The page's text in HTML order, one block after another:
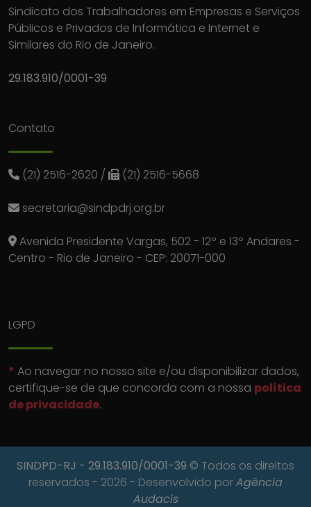
Sindicato dos Trabalhadores em Empresas e Serviços
Públicos e Privados de Informática e Internet e
Similares do Rio de Janeiro.
29.183.910/0001-39
Contato
(21) 2516-2620 / (21) 2516-5668
secretaria@sindpdrj.org.br
Avenida Presidente Vargas, 502 - 12º e 13º Andares -
Centro - Rio de Janeiro - CEP: 20071-000
LGPD
* Ao navegar no nosso site e/ou disponibilizar dados,
certifique-se de que concorda com a nossa política
de privacidade.
SINDPD-RJ - 29.183.910/0001-39 © Todos os direitos
reservados - 2026 - Desenvolvido porAgência
Audacis